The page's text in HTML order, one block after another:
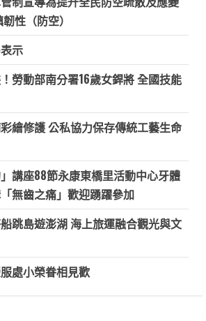
性（防空）
示
勞動部南分署16歲女銲將 全國技能
繪修護 公私協力保存傳統工藝生命
」講座88節永康東橋里活動中心牙體
無齒之痛」歡迎踴躍參加
跳島遊澎湖 海上旅運融合觀光與文
處小榮眷相見歡